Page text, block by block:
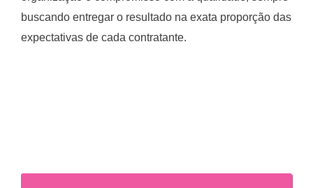
buscando entregar o resultado na exata proporção das
expectativas de cada contratante.